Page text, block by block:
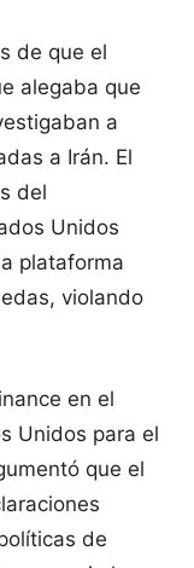
de que el
alegaba que
a
a Irán. El
del
Unidos
plataforma
violando
en el
Unidos para el
que el
de